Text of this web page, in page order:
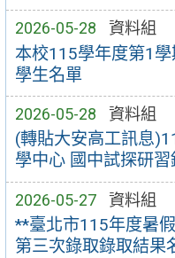
2026-05-28 資料組
本校115學年度第1
學生名單
2026-05-28 資料組
(轉貼大安高工訊息
學中心 國中試探研
2026-05-27 資料組
**臺北市115年度暑
第三次錄取錄取結果